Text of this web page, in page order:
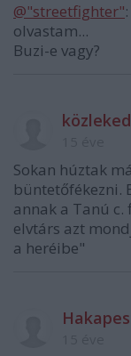
@"streetfighter"
olvastam...
Buzi-e vagy?
Sokan húztak
büntetőfékezni.
annak a Tanú
elvtárs azt
a heréibe"